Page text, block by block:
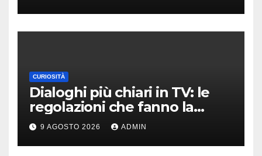
CURIOSITÀ
Dialoghi più chiari in TV: le
regolazioni che fanno la
differenza
9 AGOSTO 2026 ADMIN